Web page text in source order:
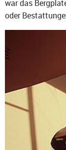
war das
oder